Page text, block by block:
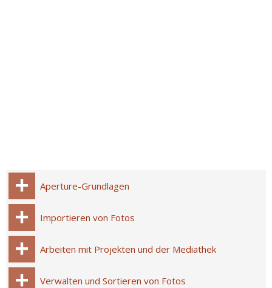
Aperture-Grundlagen
Importieren von Fotos
Arbeiten mit Projekten und der Mediathek
Verwalten und Sortieren von Fotos